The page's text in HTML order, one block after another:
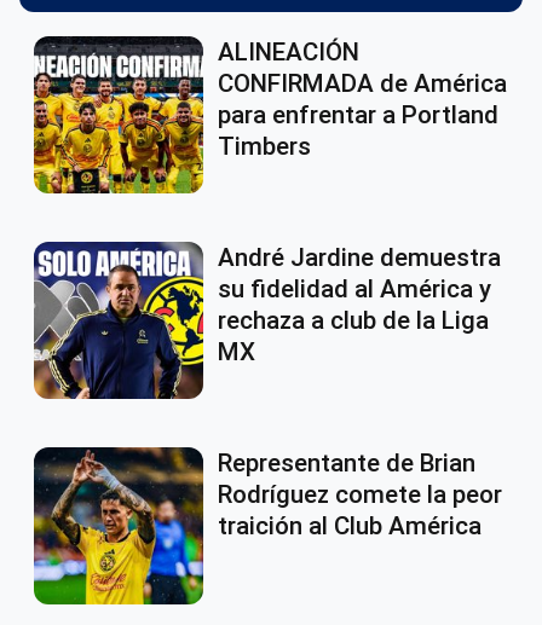
ALINEACIÓN
CONFIRMADA de América
para enfrentar a Portland
Timbers
André Jardine demuestra
su fidelidad al América y
rechaza a club de la Liga
MX
Representante de Brian
Rodríguez comete la peor
traición al Club América